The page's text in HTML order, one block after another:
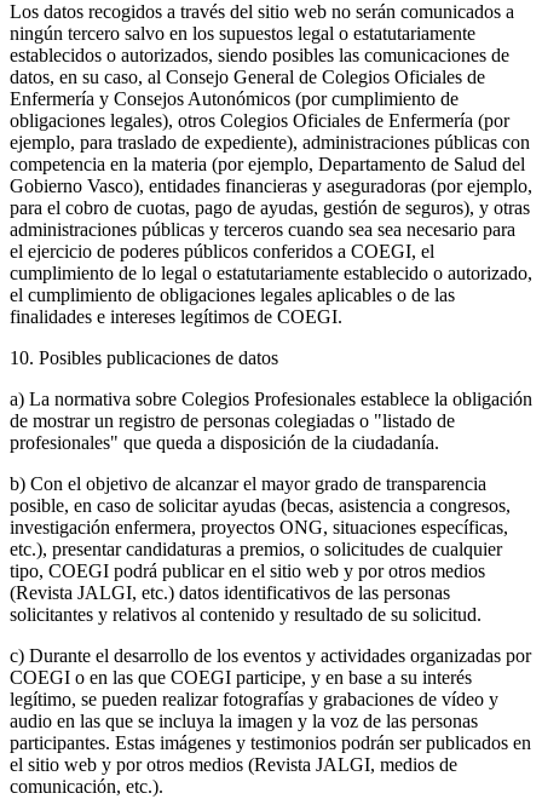
Los datos recogidos a través del sitio web no serán comunicados a
ningún tercero salvo en los supuestos legal o estatutariamente
establecidos o autorizados, siendo posibles las comunicaciones de
datos, en su caso, al Consejo General de Colegios Oficiales de
Enfermería y Consejos Autonómicos (por cumplimiento de
obligaciones legales), otros Colegios Oficiales de Enfermería (por
ejemplo, para traslado de expediente), administraciones públicas con
competencia en la materia (por ejemplo, Departamento de Salud del
Gobierno Vasco), entidades financieras y aseguradoras (por ejemplo,
para el cobro de cuotas, pago de ayudas, gestión de seguros), y otras
administraciones públicas y terceros cuando sea sea necesario para
el ejercicio de poderes públicos conferidos a COEGI, el
cumplimiento de lo legal o estatutariamente establecido o autorizado,
el cumplimiento de obligaciones legales aplicables o de las
finalidades e intereses legítimos de COEGI.
10. Posibles publicaciones de datos
a) La normativa sobre Colegios Profesionales establece la obligación
de mostrar un registro de personas colegiadas o "listado de
profesionales" que queda a disposición de la ciudadanía.
b) Con el objetivo de alcanzar el mayor grado de transparencia
posible, en caso de solicitar ayudas (becas, asistencia a congresos,
investigación enfermera, proyectos ONG, situaciones específicas,
etc.), presentar candidaturas a premios, o solicitudes de cualquier
tipo, COEGI podrá publicar en el sitio web y por otros medios
(Revista JALGI, etc.) datos identificativos de las personas
solicitantes y relativos al contenido y resultado de su solicitud.
c) Durante el desarrollo de los eventos y actividades organizadas por
COEGI o en las que COEGI participe, y en base a su interés
legítimo, se pueden realizar fotografías y grabaciones de vídeo y
audio en las que se incluya la imagen y la voz de las personas
participantes. Estas imágenes y testimonios podrán ser publicados en
el sitio web y por otros medios (Revista JALGI, medios de
comunicación, etc.).